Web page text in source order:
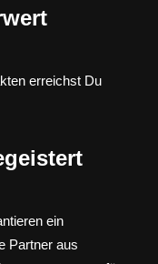
erreichst Du
ein
Partner aus